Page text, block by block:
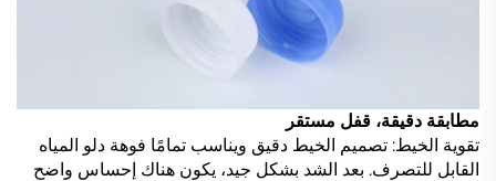
مطابقة دقيقة، قفل مستقر
تقوية الخيط: تصميم الخيط دقيق ويناسب تمامًا فوهة دلو المياه
القابل للتصرف. بعد الشد بشكل جيد، يكون هناك إحساس واضح